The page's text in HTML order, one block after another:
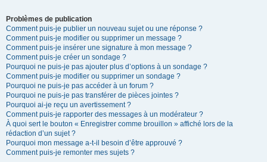
Problèmes de publication
Comment puis-je publier un nouveau sujet ou une réponse ?
Comment puis-je modifier ou supprimer un message ?
Comment puis-je insérer une signature à mon message ?
Comment puis-je créer un sondage ?
Pourquoi ne puis-je pas ajouter plus d’options à un sondage ?
Comment puis-je modifier ou supprimer un sondage ?
Pourquoi ne puis-je pas accéder à un forum ?
Pourquoi ne puis-je pas transférer de pièces jointes ?
Pourquoi ai-je reçu un avertissement ?
Comment puis-je rapporter des messages à un modérateur ?
À quoi sert le bouton « Enregistrer comme brouillon » affiché lors de la
rédaction d’un sujet ?
Pourquoi mon message a-t-il besoin d’être approuvé ?
Comment puis-je remonter mes sujets ?